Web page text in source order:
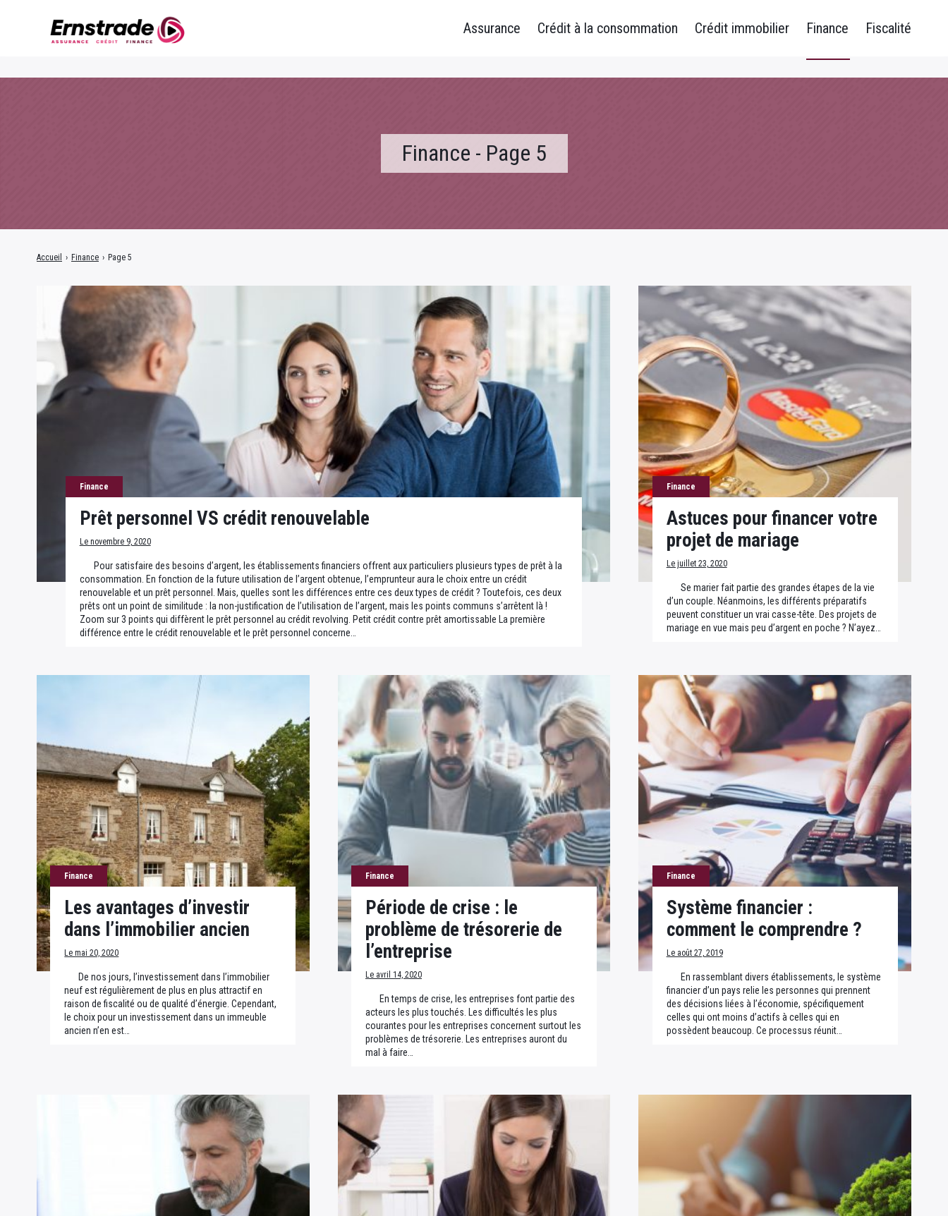
Finance - Page 5
Accueil › Finance › Page 5
Finance
Prêt personnel VS crédit renouvelable
Le novembre 9, 2020
Pour satisfaire des besoins d’argent, les établissements financiers offrent aux particuliers plusieurs types de prêt à la
consommation. En fonction de la future utilisation de l’argent obtenue, l’emprunteur aura le choix entre un crédit
renouvelable et un prêt personnel. Mais, quelles sont les différences entre ces deux types de crédit ? Toutefois, ces deux
prêts ont un point de similitude : la non-justification de l’utilisation de l’argent, mais les points communs s’arrêtent là !
Zoom sur 3 points qui diffèrent le prêt personnel au crédit revolving. Petit crédit contre prêt amortissable La première
différence entre le crédit renouvelable et le prêt personnel concerne…
Finance
Astuces pour financer votre
projet de mariage
Le juillet 23, 2020
Se marier fait partie des grandes étapes de la vie
d’un couple. Néanmoins, les différents préparatifs
peuvent constituer un vrai casse-tête. Des projets de
mariage en vue mais peu d’argent en poche ? N’ayez…
Finance
Les avantages d’investir
dans l’immobilier ancien
Le mai 20, 2020
De nos jours, l’investissement dans l’immobilier
neuf est régulièrement de plus en plus attractif en
raison de fiscalité ou de qualité d’énergie. Cependant,
le choix pour un investissement dans un immeuble
ancien n’en est…
Finance
Période de crise : le
problème de trésorerie de
l’entreprise
Le avril 14, 2020
En temps de crise, les entreprises font partie des
acteurs les plus touchés. Les difficultés les plus
courantes pour les entreprises concernent surtout les
problèmes de trésorerie. Les entreprises auront du
mal à faire…
Finance
Système financier :
comment le comprendre ?
Le août 27, 2019
En rassemblant divers établissements, le système
financier d’un pays relie les personnes qui prennent
des décisions liées à l’économie, spécifiquement
celles qui ont moins d’actifs à celles qui en
possèdent beaucoup. Ce processus réunit…
Assurance Crédit à la consommation Crédit immobilier Finance Fiscalité